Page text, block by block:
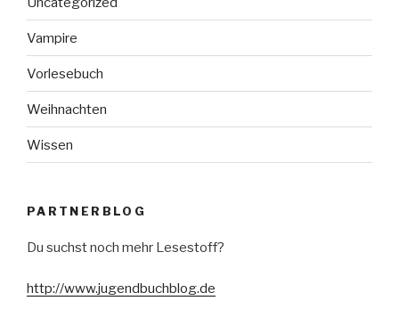
Vampire
Vorlesebuch
Weihnachten
Wissen
PARTNERBLOG
Du suchst noch mehr Lesestoff?
http://www.jugendbuchblog.de